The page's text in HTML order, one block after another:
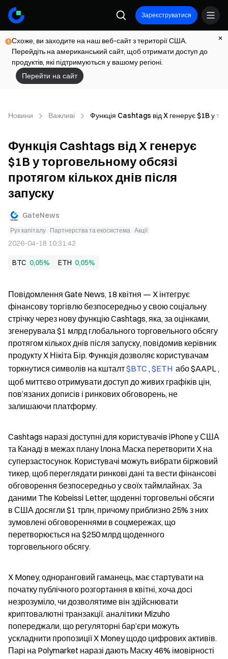
Зареєструватися
Схоже, ви заходите на наш веб-сайт з території США.
Перейдіть на американський сайт, щоб отримати доступ до
продуктів, які підтримуються у вашому регіоні.
Перейти на сайт
Новини Важливі Функція Cashtags від X генерує $1B у
Функція Cashtags від X генерує
$1B у торговельному обсязі
протягом кількох днів після
запуску
GateNews
Рух капіталу Партнерства та екосистема Акції
2026-04-18 10:31:42
BTC 0,05% ETH 0,05%
Повідомлення Gate News, 18 квітня — X інтегрує
фінансову торгівлю безпосередньо у свою соціальну
стрічку через нову функцію Cashtags, яка, за оцінками,
згенерувала $1 млрд глобального торговельного обсягу
протягом кількох днів після запуску, повідомив керівник
продукту X Нікіта Бір. Функція дозволяє користувачам
торкнутися символів на кшталт $BTC , $ETH або $AAPL ,
щоб миттєво отримувати доступ до живих графіків цін,
пов’язаних дописів і ринкових обговорень, не
залишаючи платформу.
Cashtags наразі доступні для користувачів iPhone у США
та Канаді в межах плану Ілона Маска перетворити X на
суперзастосунок. Користувачі можуть вибрати біржовий
тикер, щоб переглядати ринкові дані та вести фінансові
обговорення безпосередньо у своїх таймлайнах. За
даними The Kobeissi Letter, щоденні торговельні обсяги
в США досягли $1 трлн, причому приблизно 25% з них
зумовлені обговореннями в соцмережах, що
перетворюється на $250 млрд щоденного
торговельного обсягу.
X Money, одноранговий гаманець, має стартувати на
початку публічного розгортання в квітні, хоча досі
незрозуміло, чи дозволятиме він здійснювати
криптовалютні транзакції. аналітики Mizuho
попереджали, що регуляторні бар’єри можуть
ускладнити пропозиції X Money щодо цифрових активів.
Парі на Polymarket наразі дають Маску 46% імовірності